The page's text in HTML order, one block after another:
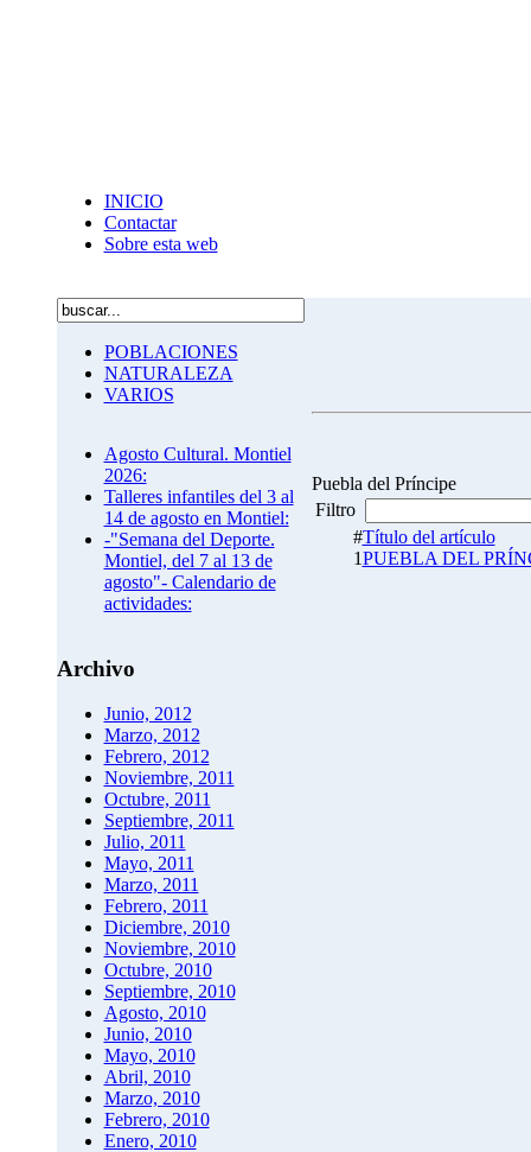
INICIO
Contactar
Sobre esta web
POBLACIONES
NATURALEZA
VARIOS
Agosto Cultural. Montiel
2026:
Talleres infantiles del 3 al
14 de agosto en Montiel:
-"Semana del Deporte.
Montiel, del 7 al 13 de
agosto"- Calendario de
actividades:
Archivo
Junio, 2012
Marzo, 2012
Febrero, 2012
Noviembre, 2011
Octubre, 2011
Septiembre, 2011
Julio, 2011
Mayo, 2011
Marzo, 2011
Febrero, 2011
Diciembre, 2010
Noviembre, 2010
Octubre, 2010
Septiembre, 2010
Agosto, 2010
Junio, 2010
Mayo, 2010
Abril, 2010
Marzo, 2010
Febrero, 2010
Enero, 2010
Puebla del Príncipe
Filtro
#Título del artículo
1PUEBLA DEL